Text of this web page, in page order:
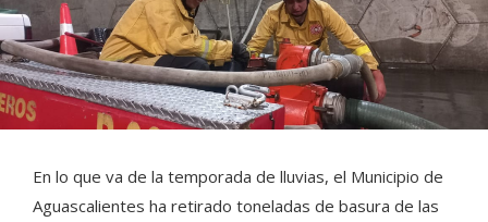
En lo que va de la temporada de lluvias, el Municipio de
Aguascalientes ha retirado toneladas de basura de las